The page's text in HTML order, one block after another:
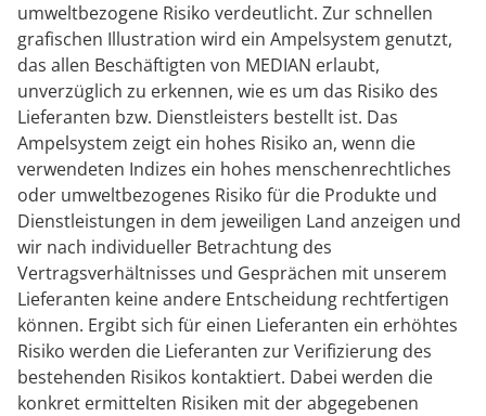
umweltbezogene Risiko verdeutlicht. Zur schnellen
grafischen Illustration wird ein Ampelsystem genutzt,
das allen Beschäftigten von MEDIAN erlaubt,
unverzüglich zu erkennen, wie es um das Risiko des
Lieferanten bzw. Dienstleisters bestellt ist. Das
Ampelsystem zeigt ein hohes Risiko an, wenn die
verwendeten Indizes ein hohes menschenrechtliches
oder umweltbezogenes Risiko für die Produkte und
Dienstleistungen in dem jeweiligen Land anzeigen und
wir nach individueller Betrachtung des
Vertragsverhältnisses und Gesprächen mit unserem
Lieferanten keine andere Entscheidung rechtfertigen
können. Ergibt sich für einen Lieferanten ein erhöhtes
Risiko werden die Lieferanten zur Verifizierung des
bestehenden Risikos kontaktiert. Dabei werden die
konkret ermittelten Risiken mit der abgegebenen